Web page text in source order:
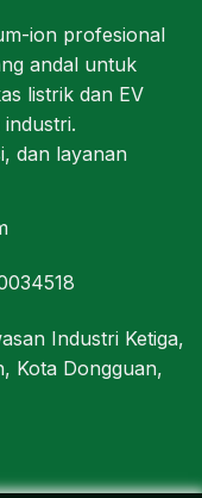
ion profesional
andal untuk
listrik dan EV
dan layanan
Industri Ketiga,
Kota Dongguan,